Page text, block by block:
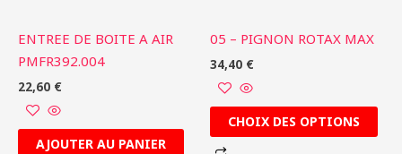
ENTREE DE BOITE A AIR
PMFR392.004
22,60 €
AJOUTER AU PANIER
05 – PIGNON ROTAX MAX
34,40 €
CHOIX DES OPTIONS
être
page